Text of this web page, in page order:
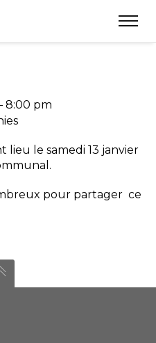
8:00 pm
le samedi 13 janvier
pour partager ce